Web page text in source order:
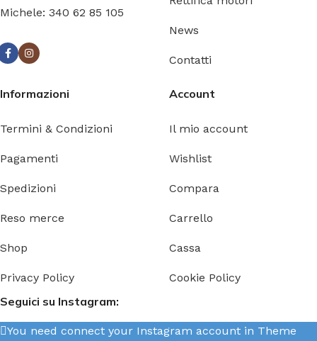
Michele: 340 62 85 105
News
Contatti
Informazioni
Termini & Condizioni
Pagamenti
Spedizioni
Reso merce
Shop
Privacy Policy
Account
Il mio account
Wishlist
Compara
Carrello
Cassa
Cookie Policy
Seguici su Instagram:
You need connect your Instagram account in Theme